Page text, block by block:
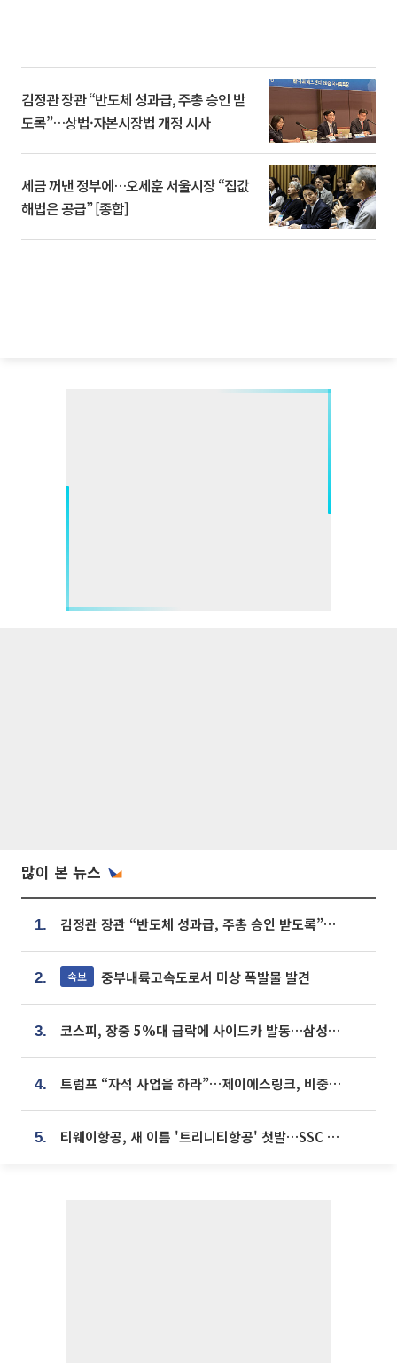
김정관 장관 “반도체 성과급, 주총 승인 받
도록”…상법·자본시장법 개정 시사
세금 꺼낸 정부에…오세훈 서울시장 “집값
해법은 공급” [종합]
많이 본 뉴스
1. 김정관 장관 “반도체 성과급, 주총 승인 받도록”…상법·자본시장법 개정 시사
2. 속보 중부내륙고속도로서 미상 폭발물 발견
3. 코스피, 장중 5%대 급락에 사이드카 발동…삼성·SK 동반 폭락
4. 트럼프 “자석 사업을 하라”…제이에스링크, 비중국 영구자석 공급망 구축 속도
5. 티웨이항공, 새 이름 '트리니티항공' 첫발…SSC 전략 본격화